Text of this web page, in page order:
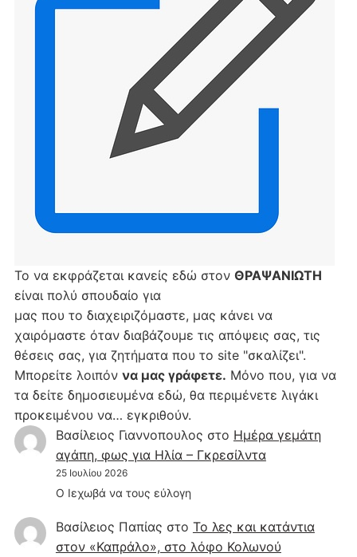
Το να εκφράζεται κανείς εδώ στον ΘΡΑΨΑΝΙΩΤΗ
είναι πολύ σπουδαίο για
μας που το διαχειριζόμαστε, μας κάνει να
χαιρόμαστε όταν διαβάζουμε τις απόψεις σας, τις
θέσεις σας, για ζητήματα που το site "σκαλίζει".
Μπορείτε λοιπόν να μας γράφετε. Μόνο που, για να
τα δείτε δημοσιευμένα εδώ, θα περιμένετε λιγάκι
προκειμένου να… εγκριθούν.
Βασίλειος Γιαννοπουλος στο Hμέρα γεμάτη
αγάπη, φως για Ηλία – Γκρεσίλντα
25 Ιουλίου 2026
Ο Ιεχωβά να τους εύλογη
Βασίλειος Παπίας στο Το λες και κατάντια
στον «Καπράλο», στο λόφο Κολωνού